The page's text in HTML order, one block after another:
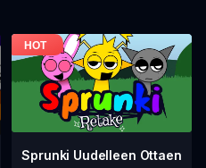
Sprunki Uudelleen Ottaen